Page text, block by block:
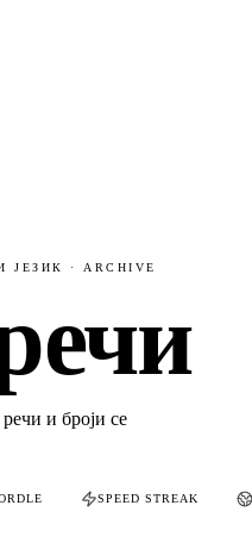
ЈЕЗИК · ARCHIVE
и броји се
SPEED STREAK